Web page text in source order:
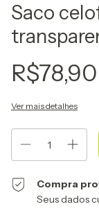
Saco
R$78,90
Ver mais detalhes
Compra
Seus dados